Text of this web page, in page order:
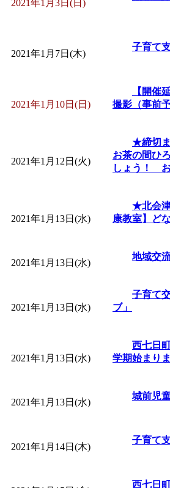
「子育て講
2026/07/10
子育て交
間：2026/
子育て交
間：2026/
「赤ちゃん
付期間：
赤ちゃん
付期間：
「まだまだ
レクリエ
ットせよ！
2021年1月3日(日)
2021年1月7日(木)
子育て
2021年1月10日(日)
【開催
撮影（事前予
2021年1月12日(火)
★締切
お茶の間ひ
しょう！
2021年1月13日(水)
★北会
康教室】ど
2021年1月13日(水)
地域交
2021年1月13日(水)
子育て
ブ」
2021年1月13日(水)
西七日
学期始まり
2021年1月13日(水)
城前児
2021年1月14日(木)
子育て
西七日